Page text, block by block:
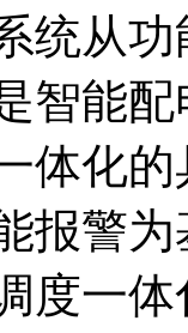
统从
智能
体化
报警
度一